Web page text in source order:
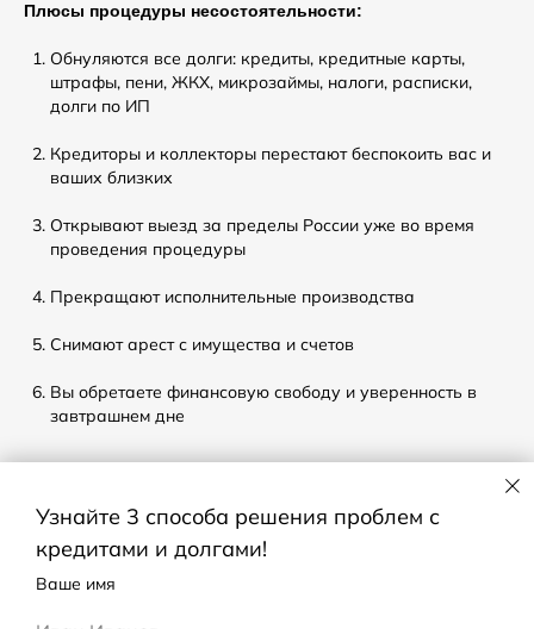
Узнайте 3 способа решения проблем с
кредитами и долгами!
Ваше имя
Плюсы процедуры несостоятельности:
Обнуляются все долги: кредиты, кредитные карты,
штрафы, пени, ЖКХ, микрозаймы, налоги, расписки,
долги по ИП
Кредиторы и коллекторы перестают беспокоить вас и
ваших близких
Открывают выезд за пределы России уже во время
проведения процедуры
Прекращают исполнительные производства
Снимают арест с имущества и счетов
Вы обретаете финансовую свободу и уверенность в
завтрашнем дне
Кто поможет избавиться от долгов?
В данном случае лучше воспользоваться услугами
профессионалов, знакомых со всеми подводными камнями